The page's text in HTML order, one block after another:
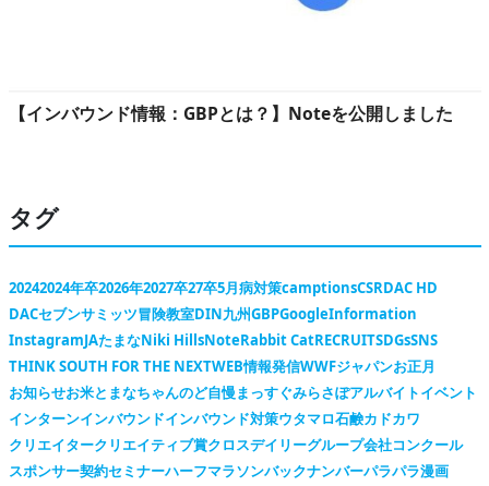
【インバウンド情報：GBPとは？】Noteを公開しました
タグ
20242024年卒2026年2027卒27卒5月病対策camptionsCSRDAC HD
DACセブンサミッツ冒険教室DIN九州GBPGoogleInformation
InstagramJAたまなNiki HillsNoteRabbit CatRECRUITSDGsSNS
THINK SOUTH FOR THE NEXTWEB情報発信WWFジャパンお正月
お知らせお米とまなちゃんのど自慢まっすぐみらさぽアルバイトイベント
インターンインバウンドインバウンド対策ウタマロ石鹸カドカワ
クリエイタークリエイティブ賞クロスデイリーグループ会社コンクール
スポンサー契約セミナーハーフマラソンバックナンバーパラパラ漫画